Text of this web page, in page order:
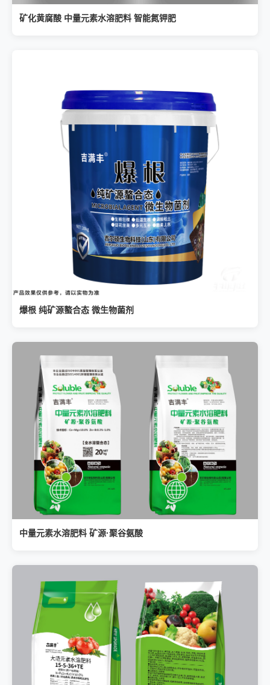
矿化黄腐酸 中量元素水溶肥料 智能氮钾肥
爆根 纯矿源螯合态 微生物菌剂
中量元素水溶肥料 矿源·聚谷氨酸